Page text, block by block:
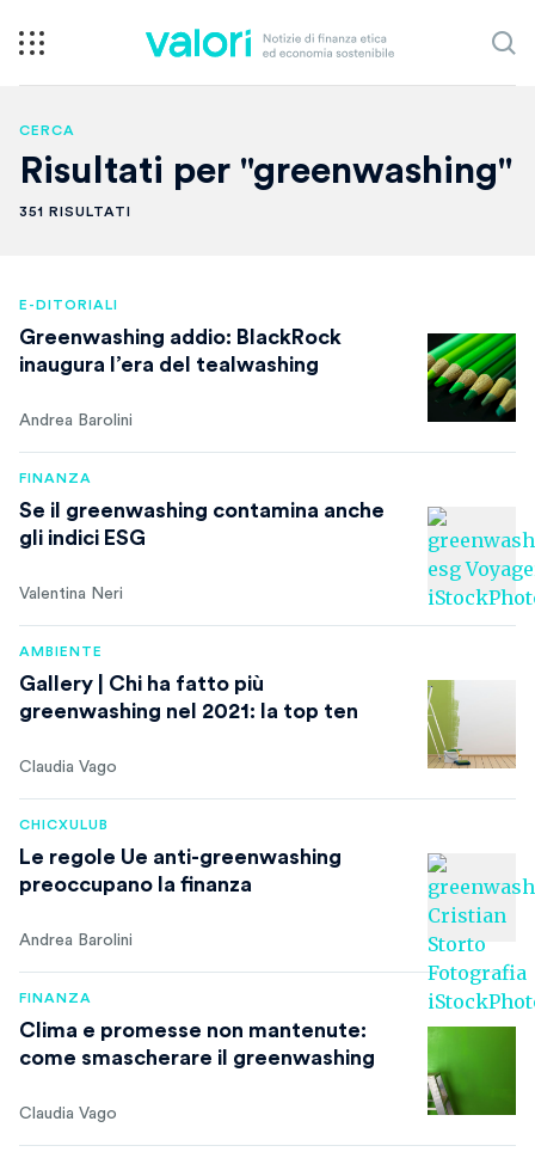
CERCA
Risultati per "greenwashing"
351 RISULTATI
E-DITORIALI
Greenwashing addio: BlackRock
inaugura l’era del tealwashing
Andrea Barolini
FINANZA
Se il greenwashing contamina anche
gli indici ESG
Valentina Neri
AMBIENTE
Gallery | Chi ha fatto più
greenwashing nel 2021: la top ten
Claudia Vago
CHICXULUB
Le regole Ue anti-greenwashing
preoccupano la finanza
Andrea Barolini
FINANZA
Clima e promesse non mantenute:
come smascherare il greenwashing
Claudia Vago